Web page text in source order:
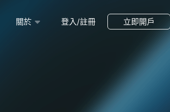
關於 登入/註冊 立即開戶